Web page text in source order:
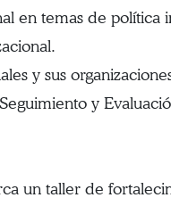
en temas de política
y sus
y
un taller de